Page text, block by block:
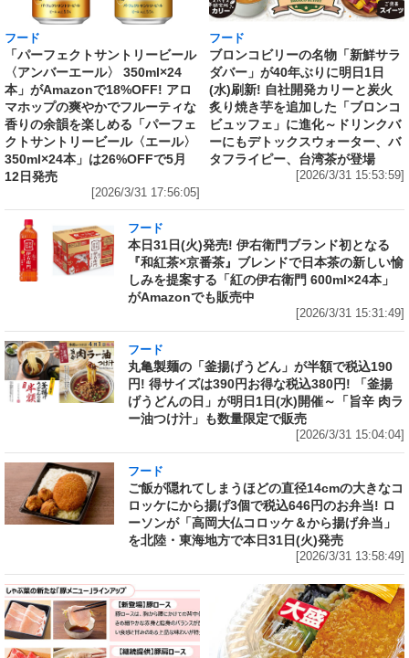
フード
「パーフェクトサントリービール
〈アンバーエール〉 350ml×24
本」がAmazonで18%OFF! アロ
マホップの爽やかでフルーティな
香りの余韻を楽しめる「パーフェ
クトサントリービール〈エール〉
350ml×24本」は26%OFFで5月
12日発売
[2026/3/31 17:56:05]
フード
ブロンコビリーの名物「新鮮サラ
ダバー」が40年ぶりに明日1日
(水)刷新! 自社開発カリーと炭火
炙り焼き芋を追加した「ブロンコ
ビュッフェ」に進化～ドリンクバ
ーにもデトックスウォーター、バ
タフライピー、台湾茶が登場
[2026/3/31 15:53:59]
フード
本日31日(火)発売! 伊右衛門ブランド初となる
『和紅茶×京番茶』ブレンドで日本茶の新しい愉
しみを提案する「紅の伊右衛門 600ml×24本」
がAmazonでも販売中
[2026/3/31 15:31:49]
フード
丸亀製麺の「釜揚げうどん」が半額で税込190
円! 得サイズは390円お得な税込380円! 「釜揚
げうどんの日」が明日1日(水)開催～「旨辛 肉ラ
ー油つけ汁」も数量限定で販売
[2026/3/31 15:04:04]
フード
ご飯が隠れてしまうほどの直径14cmの大きなコ
ロッケにから揚げ3個で税込646円のお弁当! ロ
ーソンが「高岡大仏コロッケ＆から揚げ弁当」
を北陸・東海地方で本日31日(火)発売
[2026/3/31 13:58:49]